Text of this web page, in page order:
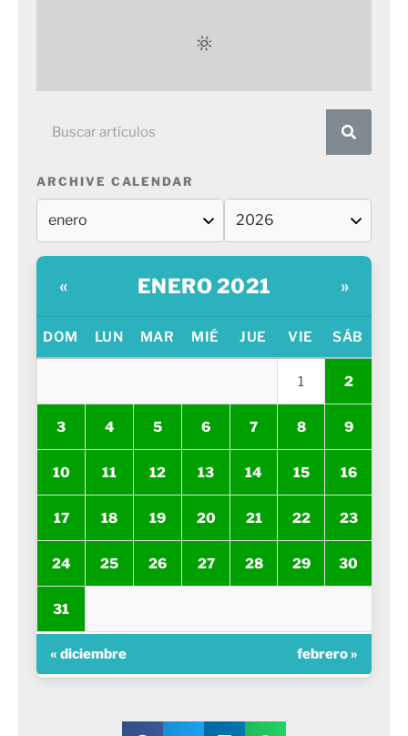
ARCHIVE CALENDAR
« ENERO 2021 »
DOM LUN MAR MIÉ JUE VIE SÁB
1 2
3 4 5 6 7 8 9
10 11 12 13 14 15 16
17 18 19 20 21 22 23
24 25 26 27 28 29 30
31
« diciembre febrero »